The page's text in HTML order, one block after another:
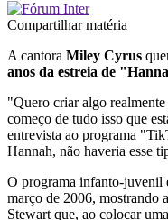
Compartilhar matéria
A cantora Miley Cyrus
anos da estreia de
"Quero criar algo
começo de tudo isso que
entrevista ao programa
Hannah, não haveria esse
O programa infanto-juvenil
março de 2006, mostrando
Stewart que, ao colocar